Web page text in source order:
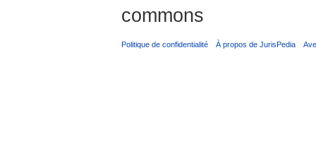
commons
Politique de confidentialité À propos de JurisPedia